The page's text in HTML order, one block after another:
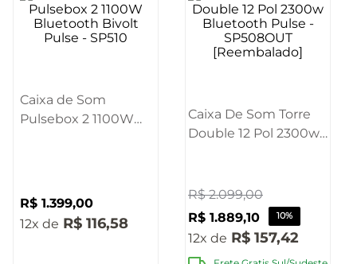
Caixa de Som
Pulsebox 2 1100W
R$ 1.399,00
12
R$ 116,58
Caixa De Som Torre
Double 12 Pol 2300w
[Reembalado]
R$ 2.099,00
R$ 1.889,10 10%
12 R$ 157,42